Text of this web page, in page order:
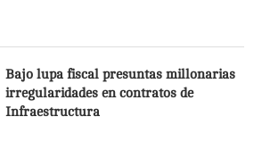
Bajo lupa fiscal presuntas millonarias
irregularidades en contratos de
Infraestructura